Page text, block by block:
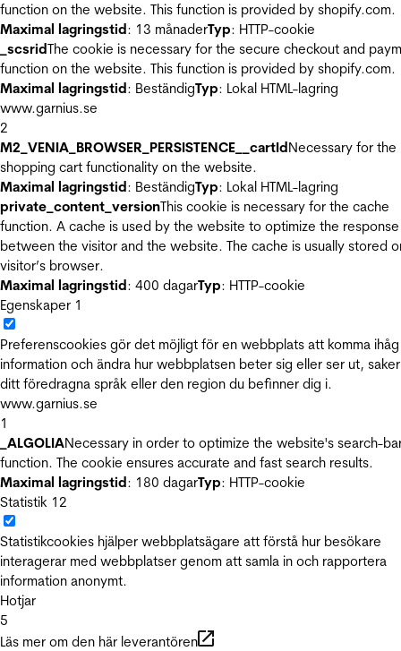
function on the website. This function is provided by shopify.com.
Maximal lagringstid: 13 månaderTyp: HTTP-cookie
_scsridThe cookie is necessary for the secure checkout and
function on the website. This function is provided by shopify.com.
Maximal lagringstid: BeständigTyp: Lokal HTML-lagring
www.garnius.se
2
M2_VENIA_BROWSER_PERSISTENCE__cartIdNecessary for the
shopping cart functionality on the website.
Maximal lagringstid: BeständigTyp: Lokal HTML-lagring
private_content_versionThis cookie is necessary for the cache
function. A cache is used by the website to optimize the
between the visitor and the website. The cache is usually stored
visitor’s browser.
Maximal lagringstid: 400 dagarTyp: HTTP-cookie
Egenskaper 1
Preferenscookies gör det möjligt för en webbplats att komma ihåg
information och ändra hur webbplatsen beter sig eller ser ut,
ditt föredragna språk eller den region du befinner dig i.
www.garnius.se
1
_ALGOLIANecessary in order to optimize the website's search-
function. The cookie ensures accurate and fast search results.
Maximal lagringstid: 180 dagarTyp: HTTP-cookie
Statistik 12
Statistikcookies hjälper webbplatsägare att förstå hur besökare
interagerar med webbplatser genom att samla in och rapportera
information anonymt.
Hotjar
5
Läs mer om den här leverantören